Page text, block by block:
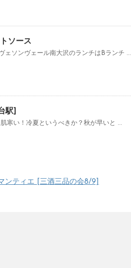
ソース
ェソンヴェール南大沢のランチはBランチ ...
駅]
寒い！冷夏というべきか？秋が早いと ...
ンティエ [三酒三品の会8/9]